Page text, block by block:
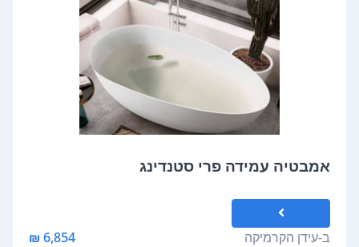
אמבטיה עמידה פרי סטנדינג
ב-עידן הקרמיקה 6,854 ₪